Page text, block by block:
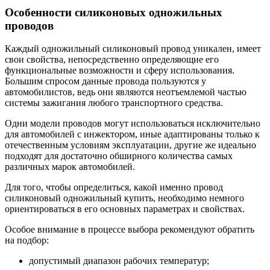
Особенности силиконовых одножильных
проводов
Каждый одножильный силиконовый провод уникален, имеет
свои свойства, непосредственно определяющие его
функциональные возможности и сферу использования.
Большим спросом данные провода пользуются у
автомобилистов, ведь они являются неотъемлемой частью
системы зажигания любого транспортного средства.
Одни модели проводов могут использоваться исключительно
для автомобилей с инжектором, иные адаптированы только к
отечественным условиям эксплуатации, другие же идеально
подходят для достаточно обширного количества самых
различных марок автомобилей.
Для того, чтобы определиться, какой именно провод
силиконовый одножильный купить, необходимо немного
ориентироваться в его основных параметрах и свойствах.
Особое внимание в процессе выбора рекомендуют обратить
на подбор:
допустимый диапазон рабочих температур;